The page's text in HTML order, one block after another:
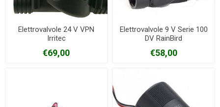
Elettrovalvole 24 V VPN
Irritec
€69,00
Elettrovalvole 9 V Serie 100
DV RainBird
€58,00